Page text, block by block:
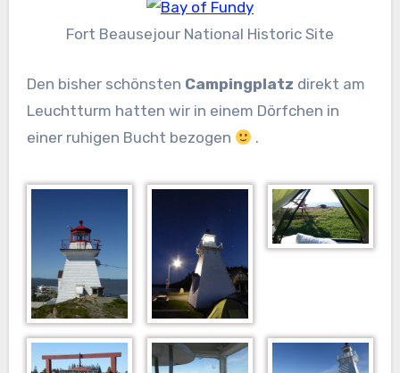
Fort Beausejour National Historic Site
Den bisher schönsten Campingplatz direkt am
Leuchtturm hatten wir in einem Dörfchen in
einer ruhigen Bucht bezogen
.